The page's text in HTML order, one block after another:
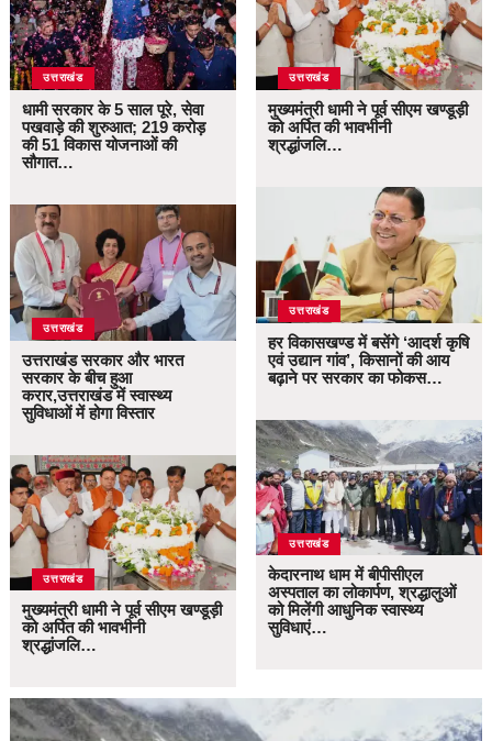
उत्तराखंड
धामी सरकार के 5 साल पूरे, सेवा
पखवाड़े की शुरुआत; 219 करोड़
की 51 विकास योजनाओं की
सौगात…
उत्तराखंड
उत्तराखंड सरकार और भारत
सरकार के बीच हुआ
करार,उत्तराखंड में स्वास्थ्य
सुविधाओं में होगा विस्तार
उत्तराखंड
मुख्यमंत्री धामी ने पूर्व सीएम खण्डूड़ी
को अर्पित की भावभीनी
श्रद्धांजलि…
उत्तराखंड
मुख्यमंत्री धामी ने पूर्व सीएम खण्डूड़ी
को अर्पित की भावभीनी
श्रद्धांजलि…
उत्तराखंड
हर विकासखण्ड में बसेंगे ‘आदर्श कृषि
एवं उद्यान गांव’, किसानों की आय
बढ़ाने पर सरकार का फोकस…
उत्तराखंड
केदारनाथ धाम में बीपीसीएल
अस्पताल का लोकार्पण, श्रद्धालुओं
को मिलेंगी आधुनिक स्वास्थ्य
सुविधाएं…